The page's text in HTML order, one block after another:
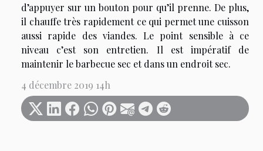
d’appuyer sur un bouton pour qu’il prenne. De plus,
il chauffe très rapidement ce qui permet une cuisson
aussi rapide des viandes. Le point sensible à ce
niveau c’est son entretien. Il est impératif de
maintenir le barbecue sec et dans un endroit sec.
4 décembre 2019 14h